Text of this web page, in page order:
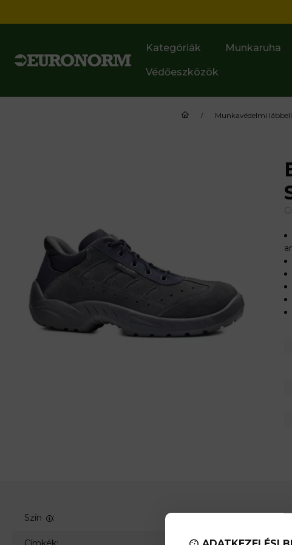
Kategóriák Munkaruha
Védőeszközök
Munkavédelmi lábbeli
Szín :
acél
A lábbeli belső talphossza